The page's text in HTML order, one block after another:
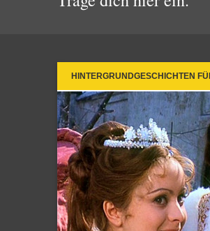
HINTERGRUNDGESCHICHTEN